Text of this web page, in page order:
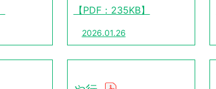
【PDF：235KB】
2026.01.26